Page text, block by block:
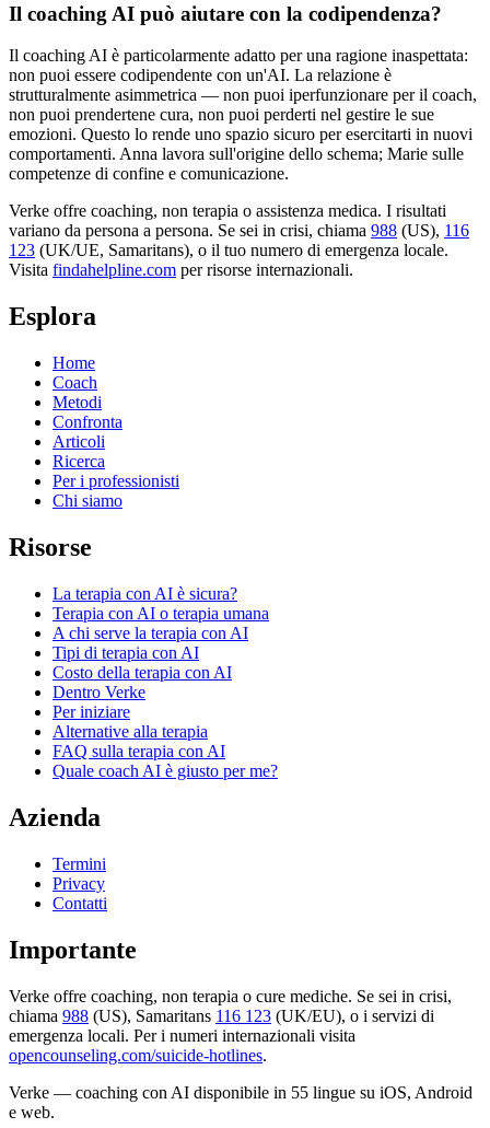
Il coaching AI può aiutare con la codipendenza?
Il coaching AI è particolarmente adatto per una ragione inaspettata:
non puoi essere codipendente con un'AI. La relazione è
strutturalmente asimmetrica — non puoi iperfunzionare per il coach,
non puoi prendertene cura, non puoi perderti nel gestire le sue
emozioni. Questo lo rende uno spazio sicuro per esercitarti in nuovi
comportamenti. Anna lavora sull'origine dello schema; Marie sulle
competenze di confine e comunicazione.
Verke offre coaching, non terapia o assistenza medica. I risultati
variano da persona a persona. Se sei in crisi, chiama 988 (US), 116
123 (UK/UE, Samaritans), o il tuo numero di emergenza locale.
Visita findahelpline.com per risorse internazionali.
Esplora
Home
Coach
Metodi
Confronta
Articoli
Ricerca
Per i professionisti
Chi siamo
Risorse
La terapia con AI è sicura?
Terapia con AI o terapia umana
A chi serve la terapia con AI
Tipi di terapia con AI
Costo della terapia con AI
Dentro Verke
Per iniziare
Alternative alla terapia
FAQ sulla terapia con AI
Quale coach AI è giusto per me?
Azienda
Termini
Privacy
Contatti
Importante
Verke offre coaching, non terapia o cure mediche. Se sei in crisi,
chiama 988 (US), Samaritans 116 123 (UK/EU), o i servizi di
emergenza locali. Per i numeri internazionali visita
opencounseling.com/suicide-hotlines.
Verke — coaching con AI disponibile in 55 lingue su iOS, Android
e web.